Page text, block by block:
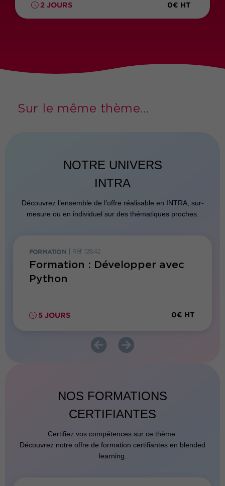
2 JOURS 0€ HT
Sur le même thème...
NOTRE UNIVERS
INTRA
Découvrez l’ensemble de l’offre réalisable en INTRA, sur-
mesure ou en individuel sur des thématiques proches.
FORMATION Réf. 12842
Formation : Développer avec
Python
5 JOURS 0€ HT
NOS FORMATIONS
CERTIFIANTES
Certifiez vos compétences sur ce thème.
Découvrez notre offre de formation certifiantes en blended
learning.